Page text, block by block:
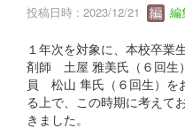
投稿日時 : 2023/12/21 編
１年次を対象に、本校卒業
剤師 土屋 雅美氏（６回生
員 松山 隼氏（６回生）を
る上で、この時期に考えて
きました。